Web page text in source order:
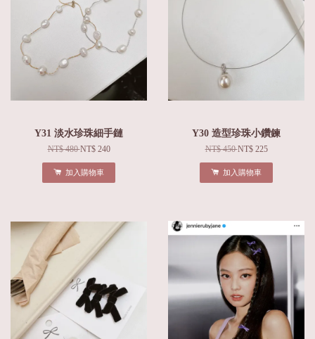
Y31 淡水珍珠細手鏈
NT$ 480NT$ 240
加入購物車
Y30 造型珍珠小鑽鍊
NT$ 450NT$ 225
加入購物車